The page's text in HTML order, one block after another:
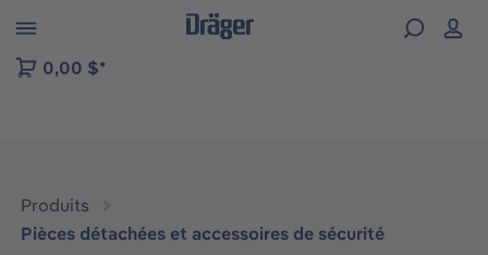
to B2B platform navigation
0,00 $*
Produits
Pièces détachées et accessoires de sécurité